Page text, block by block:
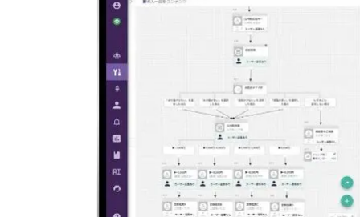
イベント・セミナー
CEOインタビュー
大学発スタートアップ